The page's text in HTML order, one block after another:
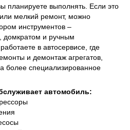
планируете выполнять. Если это
мелкий ремонт, можно
инструментов –
домкратом и ручным
в автосервисе, где
и демонтаж агрегатов,
более специализированное
автомобиль: